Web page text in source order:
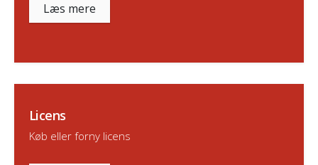
Læs mere
Licens
Køb eller forny licens